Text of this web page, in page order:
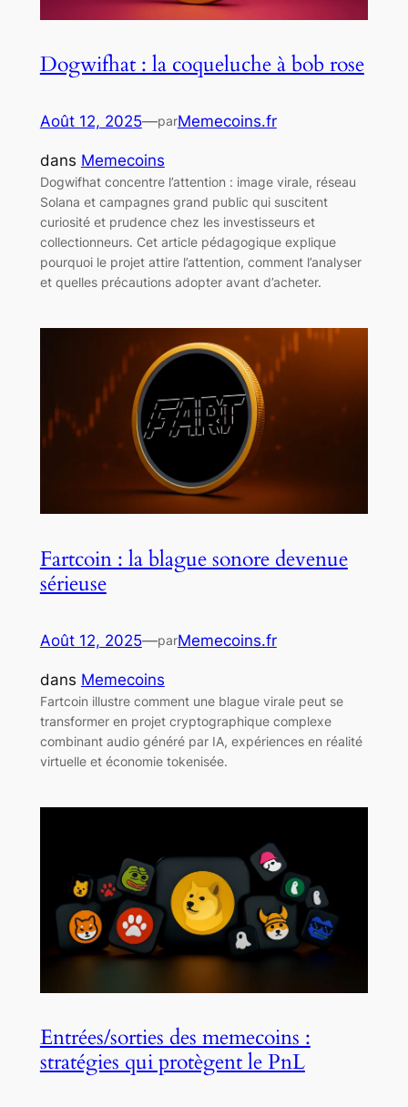
Dogwifhat : la coqueluche à bob rose
Août 12, 2025—parMemecoins.fr
dans Memecoins
Dogwifhat concentre l’attention : image virale, réseau
Solana et campagnes grand public qui suscitent
curiosité et prudence chez les investisseurs et
collectionneurs. Cet article pédagogique explique
pourquoi le projet attire l’attention, comment l’analyser
et quelles précautions adopter avant d’acheter.
Fartcoin : la blague sonore devenue
sérieuse
Août 12, 2025—parMemecoins.fr
dans Memecoins
Fartcoin illustre comment une blague virale peut se
transformer en projet cryptographique complexe
combinant audio généré par IA, expériences en réalité
virtuelle et économie tokenisée.
Entrées/sorties des memecoins :
stratégies qui protègent le PnL